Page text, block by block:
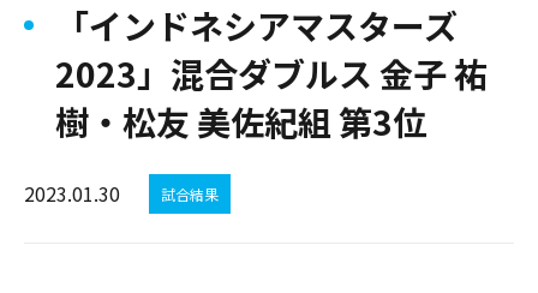
「インドネシアマスターズ
2023」混合ダブルス 金子 祐
樹・松友 美佐紀組 第3位
2023.01.30 試合結果